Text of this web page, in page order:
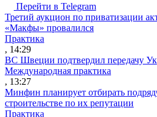
Перейти в Telegram
Третий аукцион по приватизации
«Макфы» провалился
Практика
, 14:29
ВС Швеции подтвердил передачу
Международная практика
, 13:27
Минфин планирует отбирать
строительстве по их репутации
Практика